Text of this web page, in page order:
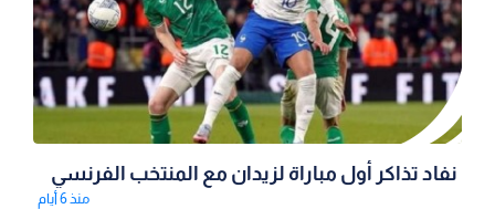
نفاد تذاكر أول مباراة لزيدان مع المنتخب الفرنسي
منذ 6 أيام